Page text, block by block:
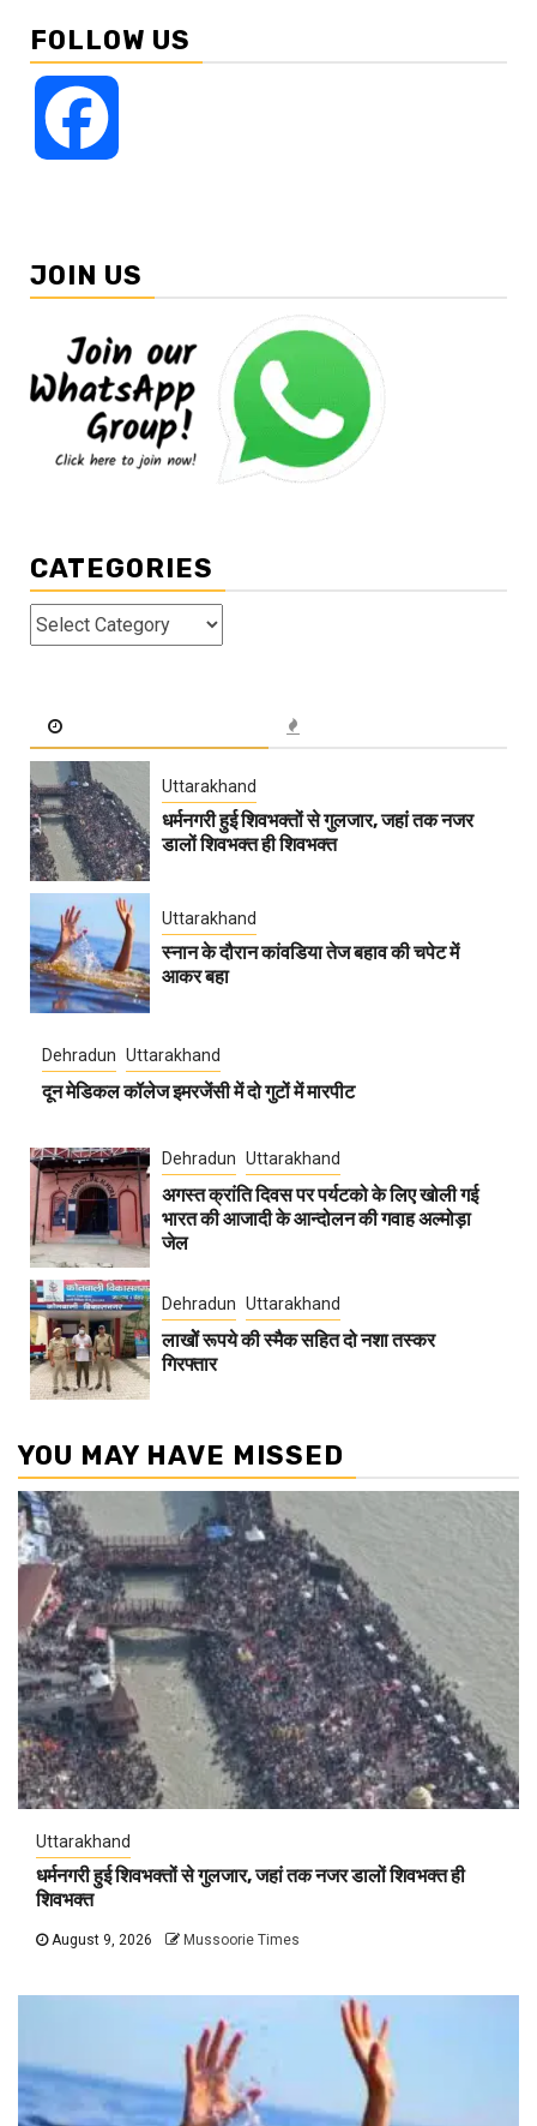
FOLLOW US
JOIN US
CATEGORIES
Categories
Uttarakhand
धर्मनगरी हुई शिवभक्तों से गुलजार, जहां तक नजर
डालों शिवभक्त ही शिवभक्त
Uttarakhand
स्नान के दौरान कांवडिया तेज बहाव की चपेट में
आकर बहा
Dehradun Uttarakhand
दून मेडिकल कॉलेज इमरजेंसी में दो गुटों में मारपीट
Dehradun Uttarakhand
अगस्त क्रांति दिवस पर पर्यटको के लिए खोली गई
भारत की आजादी के आन्दोलन की गवाह अल्मोड़ा
जेल
Dehradun Uttarakhand
लाखोें रूपये की स्मैक सहित दो नशा तस्कर
गिरफ्तार
YOU MAY HAVE MISSED
Uttarakhand
धर्मनगरी हुई शिवभक्तों से गुलजार, जहां तक नजर डालों शिवभक्त ही
शिवभक्त
August 9, 2026 Mussoorie Times